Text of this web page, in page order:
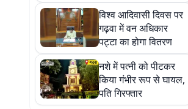
जनसुनवाई में खुली पोल
विश्व आदिवासी दिवस पर
गढ़वा में वन अधिकार
पट्टा का होगा वितरण
नशे में पत्नी को पीटकर
किया गंभीर रूप से घायल,
पति गिरफ्तार